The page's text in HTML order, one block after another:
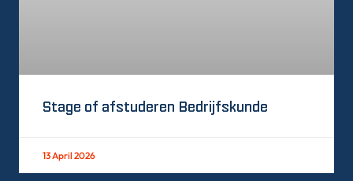
Stage of afstuderen Bedrijfskunde
13 April 2026